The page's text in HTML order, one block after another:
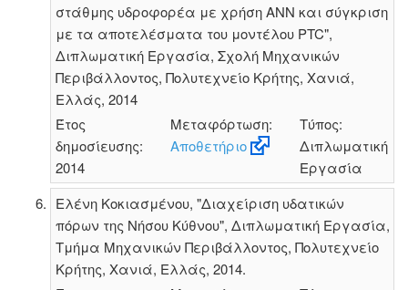
στάθμης υδροφορέα με χρήση ANN και σύγκριση
με τα αποτελέσματα του μοντέλου PTC",
Διπλωματική Εργασία, Σχολή Μηχανικών
Περιβάλλοντος, Πολυτεχνείο Κρήτης, Χανιά,
Ελλάς, 2014
Έτος
δημοσίευσης:
2014
Μεταφόρτωση:
Αποθετήριο
Τύπος:
Διπλωματική
Εργασία
Ελένη Κοκιασμένου, "Διαχείριση υδατικών
πόρων της Νήσου Κύθνου", Διπλωματική Εργασία,
Τμήμα Μηχανικών Περιβάλλοντος, Πολυτεχνείο
Κρήτης, Χανιά, Ελλάς, 2014.